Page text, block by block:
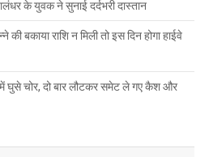
के युवक ने सुनाई दर्दभरी दास्तान
बकाया राशि न मिली तो इस दिन होगा हाईवे
घुसे चोर, दो बार लौटकर समेट ले गए कैश और